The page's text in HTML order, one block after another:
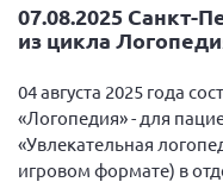
07.08.2025 Санкт-
из цикла
04 августа 2025 года
«Логопедия» - для
«Увлекательная
игровом формате) в